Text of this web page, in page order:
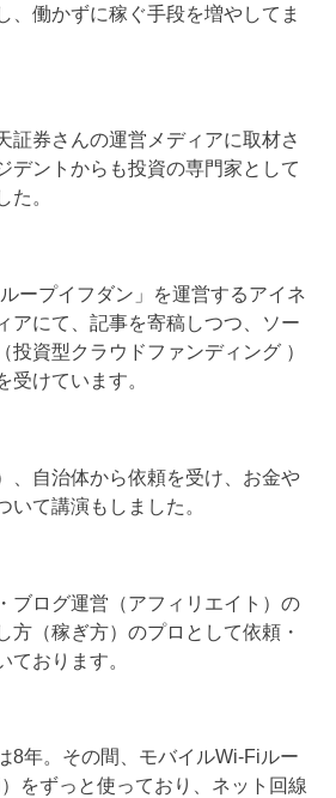
、働かずに稼ぐ手段を増やしてま
証券さんの運営メディアに取材さ
デントからも投資の専門家として
た。
ープイフダン」を運営するアイネ
アにて、記事を寄稿しつつ、ソー
投資型クラウドファンディング ）
受けています。
、自治体から依頼を受け、お金や
いて講演もしました。
ブログ運営（アフィリエイト）の
方（稼ぎ方）のプロとして依頼・
ております。
8年。その間、モバイルWi-Fiルー
をずっと使っており、ネット回線